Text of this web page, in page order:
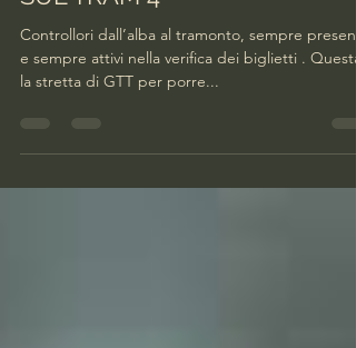
SCATTA MASSIMA VIGILANZA
SUL TRAM 4
Controllori dall’alba al tramonto, sempre presenti